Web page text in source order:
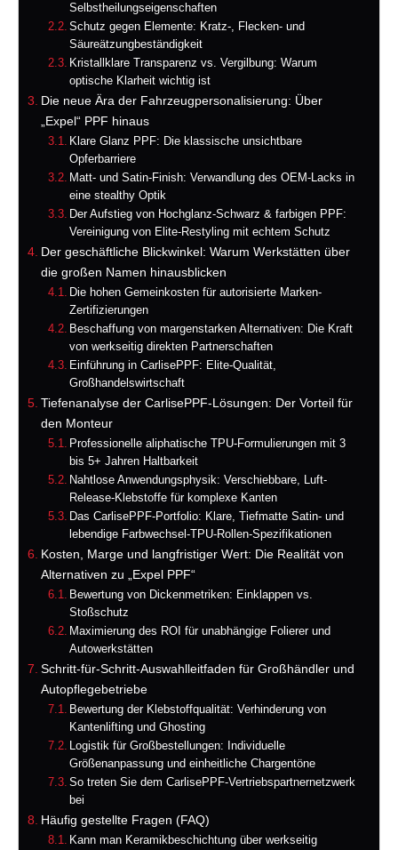
Selbstheilungseigenschaften
Schutz gegen Elemente: Kratz-, Flecken- und
Säureätzungbeständigkeit
Kristallklare Transparenz vs. Vergilbung: Warum
optische Klarheit wichtig ist
Die neue Ära der Fahrzeugpersonalisierung: Über
„Expel“ PPF hinaus
Klare Glanz PPF: Die klassische unsichtbare
Opferbarriere
Matt- und Satin-Finish: Verwandlung des OEM-Lacks in
eine stealthy Optik
Der Aufstieg von Hochglanz-Schwarz & farbigen PPF:
Vereinigung von Elite-Restyling mit echtem Schutz
Der geschäftliche Blickwinkel: Warum Werkstätten über
die großen Namen hinausblicken
Die hohen Gemeinkosten für autorisierte Marken-
Zertifizierungen
Beschaffung von margenstarken Alternativen: Die Kraft
von werkseitig direkten Partnerschaften
Einführung in CarlisePPF: Elite-Qualität,
Großhandelswirtschaft
Tiefenanalyse der CarlisePPF-Lösungen: Der Vorteil für
den Monteur
Professionelle aliphatische TPU-Formulierungen mit 3
bis 5+ Jahren Haltbarkeit
Nahtlose Anwendungsphysik: Verschiebbare, Luft-
Release-Klebstoffe für komplexe Kanten
Das CarlisePPF-Portfolio: Klare, Tiefmatte Satin- und
lebendige Farbwechsel-TPU-Rollen-Spezifikationen
Kosten, Marge und langfristiger Wert: Die Realität von
Alternativen zu „Expel PPF“
Bewertung von Dickenmetriken: Einklappen vs.
Stoßschutz
Maximierung des ROI für unabhängige Folierer und
Autowerkstätten
Schritt-für-Schritt-Auswahlleitfaden für Großhändler und
Autopflegebetriebe
Bewertung der Klebstoffqualität: Verhinderung von
Kantenlifting und Ghosting
Logistik für Großbestellungen: Individuelle
Größenanpassung und einheitliche Chargentöne
So treten Sie dem CarlisePPF-Vertriebspartnernetzwerk
bei
Häufig gestellte Fragen (FAQ)
Kann man Keramikbeschichtung über werkseitig